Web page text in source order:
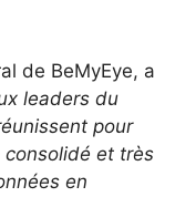
de BeMyEye, a
leaders du
pour
et très
en